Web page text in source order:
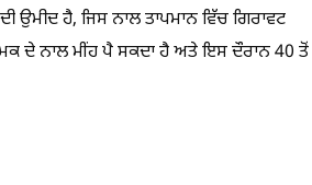
ਹੈ, ਜਿਸ ਨਾਲ ਤਾਪਮਾਨ ਵਿੱਚ ਗਿਰਾਵਟ
ਦੇ ਨਾਲ ਮੀਂਹ ਪੈ ਸਕਦਾ ਹੈ ਅਤੇ ਇਸ ਦੌਰਾਨ 40 ਤੋਂ